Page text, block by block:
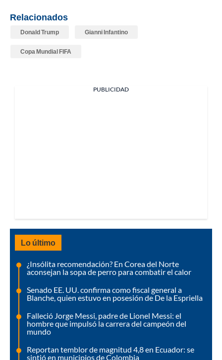
Relacionados
Donald Trump Gianni Infantino
Copa Mundial FIFA
PUBLICIDAD
Lo último
¿Insólita recomendación? En Corea del Norte
aconsejan la sopa de perro para combatir el calor
Senado EE. UU. confirma como fiscal general a
Blanche, quien estuvo en posesión de De la Espriella
Falleció Jorge Messi, padre de Lionel Messi: el
hombre que impulsó la carrera del campeón del
mundo
Reportan temblor de magnitud 4,8 en Ecuador: se
sintió en municipios de Colombia